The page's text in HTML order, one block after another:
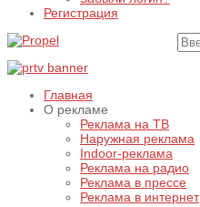
Регистрация
Главная
О рекламе
Реклама на ТВ
Наружная реклама
Indoor-реклама
Реклама на радио
Реклама в прессе
Реклама в интернет